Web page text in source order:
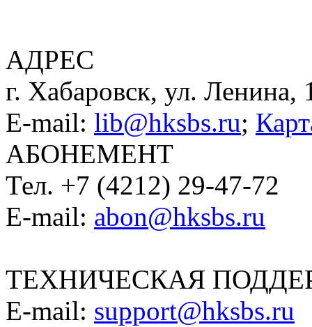
АДРЕС
г. Хабаровск, ул. Ленина,
E-mail: lib@hksbs.ru;
АБОНЕМЕНТ
Тел. +7 (4212) 29-47-72
E-mail: abon@hksbs.ru
ТЕХНИЧЕСКАЯ
E-mail: support@hksbs.ru